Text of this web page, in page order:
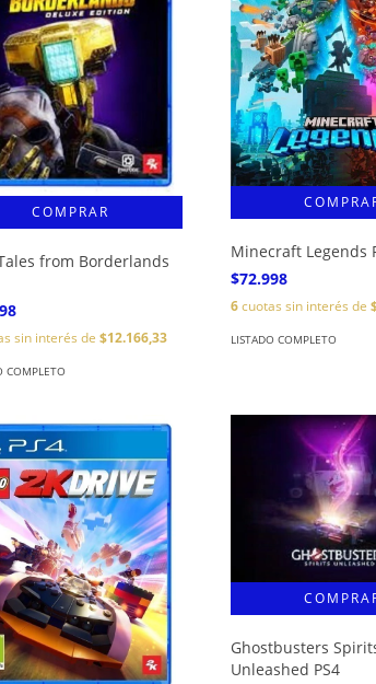
from Borderlands
sin interés de $12.166,33
COMPLETO
Minecraft Legends
$72.998
6cuotas sin interés de
LISTADO COMPLETO
Ghostbusters
Unleashed PS4